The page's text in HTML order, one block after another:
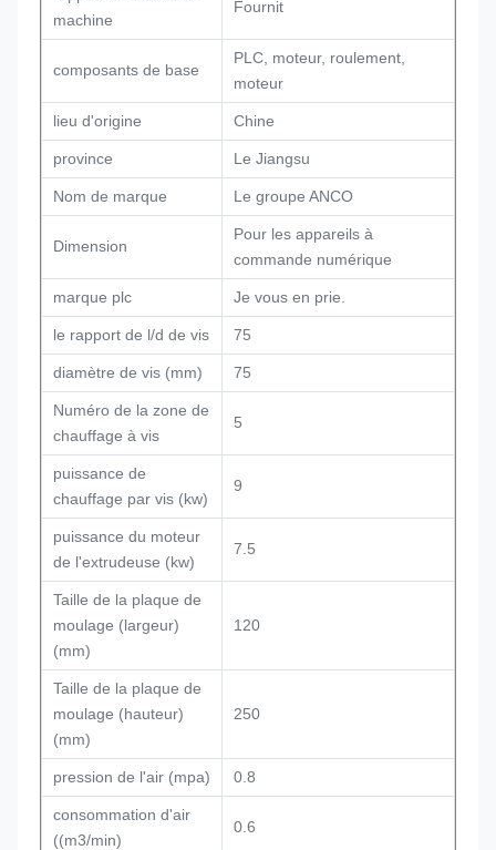
machine
Fournit
composants de base
PLC, moteur, roulement,
moteur
lieu d'origine Chine
province Le Jiangsu
Nom de marque Le groupe ANCO
Dimension
Pour les appareils à
commande numérique
marque plc Je vous en prie.
le rapport de l/d de vis 75
diamètre de vis (mm) 75
Numéro de la zone de
chauffage à vis
5
puissance de
chauffage par vis (kw)
9
puissance du moteur
de l'extrudeuse (kw)
7.5
Taille de la plaque de
moulage (largeur)
(mm)
120
Taille de la plaque de
moulage (hauteur)
(mm)
250
pression de l'air (mpa) 0.8
consommation d'air
((m3/min)
0.6